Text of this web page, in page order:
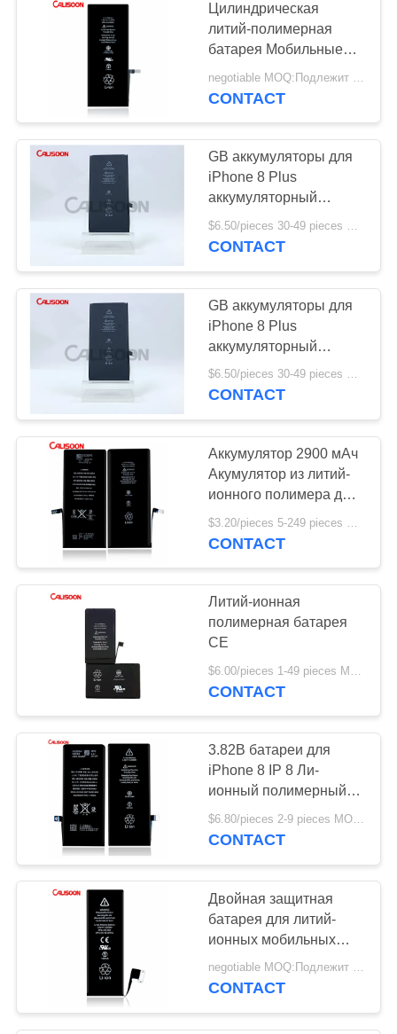
Цилиндрическая
литий-полимерная
батарея Мобильные
телефоны для iPhone
Huawei
negotiable MOQ:Подлежит обсуждению
CONTACT
GB аккумуляторы для
iPhone 8 Plus
аккумуляторный
комплект литий-
ионный
$6.50/pieces 30-49 pieces MOQ:30 штук
CONTACT
GB аккумуляторы для
iPhone 8 Plus
аккумуляторный
комплект литий-
ионный
$6.50/pieces 30-49 pieces MOQ:30 штук
CONTACT
Аккумулятор 2900 мАч
Акумулятор из литий-
ионного полимера для
iPhone 7 Plus
CONTACT
Литий-ионная
полимерная батарея
CE
$6.00/pieces 1-49 pieces MOQ:5 частей
CONTACT
3.82В батареи для
iPhone 8 IP 8 Ли-
ионный полимерный
аккумулятор
$6.80/pieces 2-9 pieces MOQ:2 шт.
CONTACT
Двойная защитная
батарея для литий-
ионных мобильных
телефонов
negotiable MOQ:Подлежит обсуждению
CONTACT